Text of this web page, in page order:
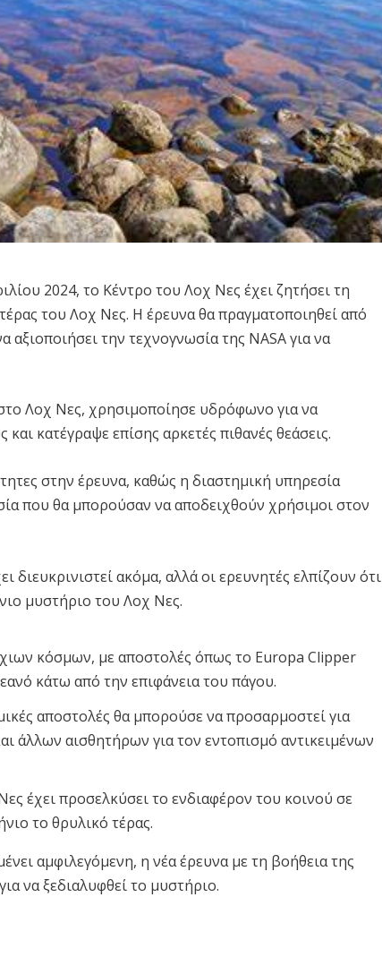
2024, το Κέντρο του Λοχ Νες έχει ζητήσει τη
του Λοχ Νες. Η έρευνα θα πραγματοποιηθεί από
αξιοποιήσει την τεχνογνωσία της NASA για να
Λοχ Νες, χρησιμοποίησε υδρόφωνο για να
κατέγραψε επίσης αρκετές πιθανές θεάσεις.
στην έρευνα, καθώς η διαστημική υπηρεσία
που θα μπορούσαν να αποδειχθούν χρήσιμοι στον
διευκρινιστεί ακόμα, αλλά οι ερευνητές ελπίζουν ότι
μυστήριο του Λοχ Νες.
κόσμων, με αποστολές όπως το Europa Clipper
κάτω από την επιφάνεια του πάγου.
αποστολές θα μπορούσε να προσαρμοστεί για
αισθητήρων για τον εντοπισμό αντικειμένων
έχει προσελκύσει το ενδιαφέρον του κοινού σε
το θρυλικό τέρας.
αμφιλεγόμενη, η νέα έρευνα με τη βοήθεια της
να ξεδιαλυφθεί το μυστήριο.